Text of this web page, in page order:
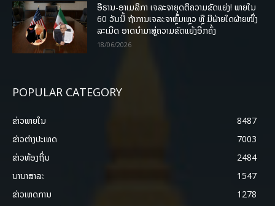
ອີຣານ-ອາເມລິກາ ເຈລະຈາຍຸດຕິຄວາມຂັດແຍ່ງ! ພາຍໃນ
60 ວັນນີ້ ຖ້າການເຈລະຈາຫຼົ້ມເຫຼວ ຫຼື ມີຝ່າຍໃດຝ່າຍໜຶ່ງ
ລະເມີດ ອາດນໍາມາສູ່ຄວາມຂັດແຍ້ງອີກຄັ້ງ
18/06/2026
POPULAR CATEGORY
ຂ່າວພາຍ​ໃນ
8487
ຂ່າວຕ່າງປະເທດ
7003
ຂ່າວທ້ອງຖິ່ນ
2484
ນານາສາລະ
1547
ຂ່າວເຫດການ
1278